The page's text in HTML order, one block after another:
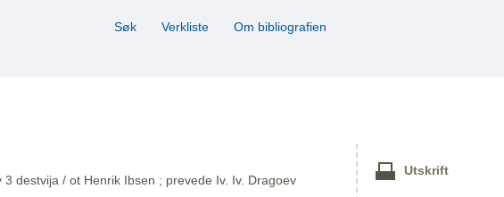
Søk Verkliste Om bibliografien
3 destvija / ot Henrik Ibsen ; prevede Iv. Iv. Dragoev
Utskrift